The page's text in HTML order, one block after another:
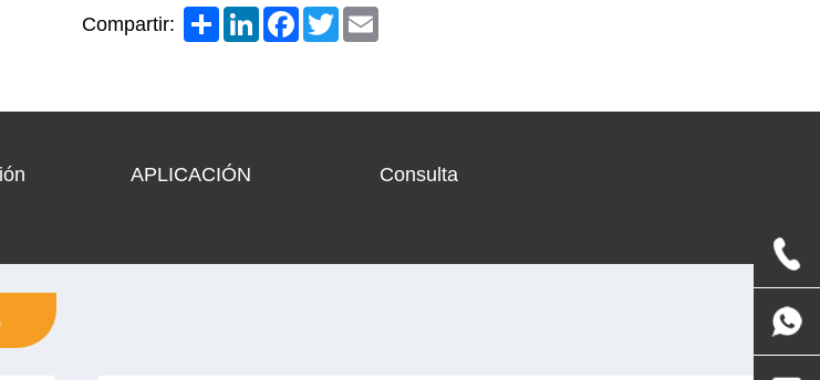
Compartir: ShareLinkedInFacebook
Twitter
APLICACIÓN Consulta